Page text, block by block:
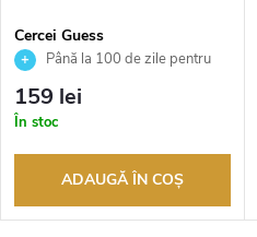
Cercei Guess
JUBE03136JWRHT
Până la 100 de zile pentru
returnarea bunurilor. Vânzător
autorizat
159 lei
În stoc
ADAUGĂ ÎN COŞ